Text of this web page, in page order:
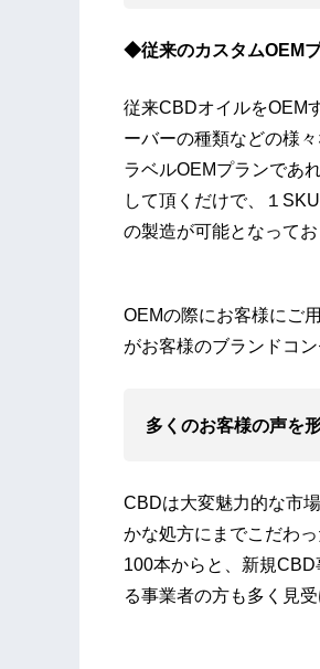
◆従来のカスタムOEM
従来CBDオイルをOEM
ーバーの種類などの様
ラベルOEMプランであ
して頂くだけで、１
の製造が可能となってお
OEMの際にお客様にご
がお客様のブランドコ
多くのお客様の声を
CBDは大変魅力的な市
かな処方にまでこだわ
100本からと、新規
る事業者の方も多く見受